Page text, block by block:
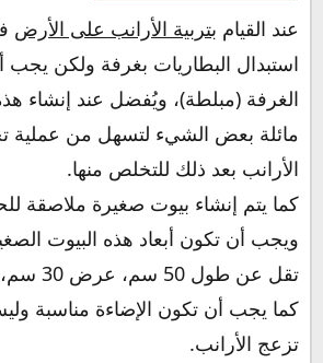
عند القيام بتربية الأرانب على الأرض
استبدال البطاريات بغرفة ولكن
الغرفة (مبلطة)، ويُفضل عند إنشاء
مائلة بعض الشيء لتسهل من عملية
الأرانب بعد ذلك للتخلص منها.
كما يتم إنشاء بيوت صغيرة ملاصقة
ويجب أن تكون أبعاد هذه البيوت
تقل عن طول 50 سم، عرض 30 سم، ارتفاع 30 سم.
كما يجب أن تكون الإضاءة مناسبة
تزعج الأرانب.